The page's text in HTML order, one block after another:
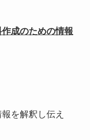
作成のための情報
を解釈し伝え